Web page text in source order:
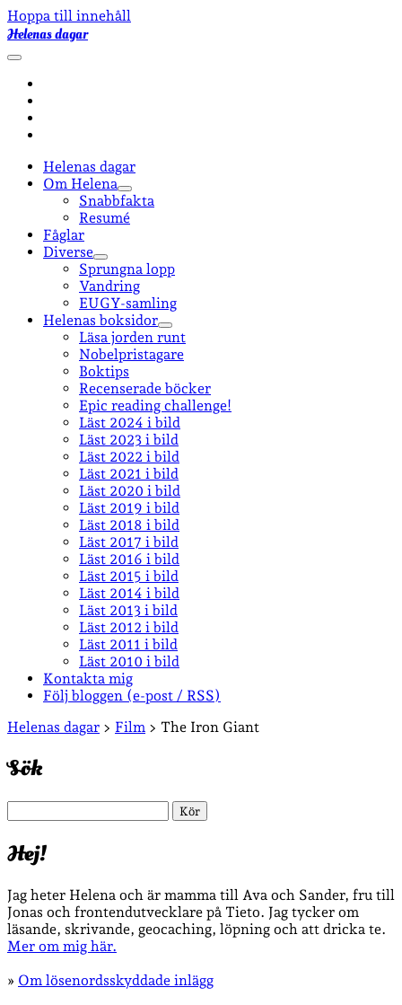
Hoppa till innehåll
Helenas dagar
öppna
Helenas dagar
Om Helena
öppna
undermeny
Snabbfakta
Resumé
Fåglar
Diverse
öppna
undermeny
Sprungna lopp
Vandring
EUGY-samling
Helenas boksidor
öppna
undermeny
Läsa jorden runt
Nobelpristagare
Boktips
Recenserade böcker
Epic reading challenge!
Läst 2024 i bild
Läst 2023 i bild
Läst 2022 i bild
Läst 2021 i bild
Läst 2020 i bild
Läst 2019 i bild
Läst 2018 i bild
Läst 2017 i bild
Läst 2016 i bild
Läst 2015 i bild
Läst 2014 i bild
Läst 2013 i bild
Läst 2012 i bild
Läst 2011 i bild
Läst 2010 i bild
Kontakta mig
Följ bloggen (e-post / RSS)
Sidopanel
Helenas dagar > Film > The Iron Giant
Sök
Hej!
Jag heter Helena och är mamma till Ava och Sander, fru till
Jonas och frontendutvecklare på Tieto. Jag tycker om
läsande, skrivande, geocaching, löpning och att dricka te.
Mer om mig här.
» Om lösenordsskyddade inlägg